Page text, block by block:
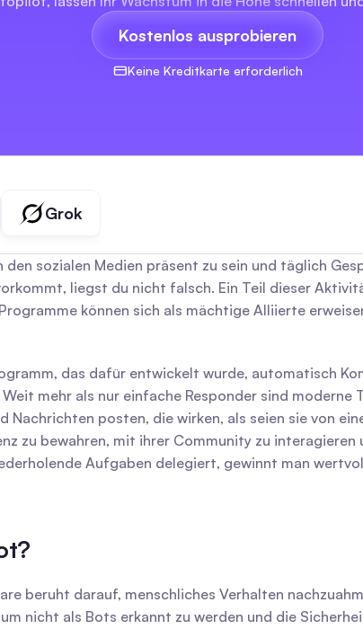
Grok
sozialen Medien präsent zu sein und täglich
liegst du nicht falsch. Ein Teil dieser
können sich als mächtige Alliierte
das dafür entwickelt wurde, automatisch
mehr als nur einfache Responder sind
posten, die wirken, als seien sie von
zu bewahren, mit ihrer Community zu interagieren
Aufgaben delegiert, gewinnt man
beruht darauf, menschliches Verhalten
nicht als Bots erkannt zu werden und die
Kostenlos ausprobieren
Keine Kreditkarte erforderlich